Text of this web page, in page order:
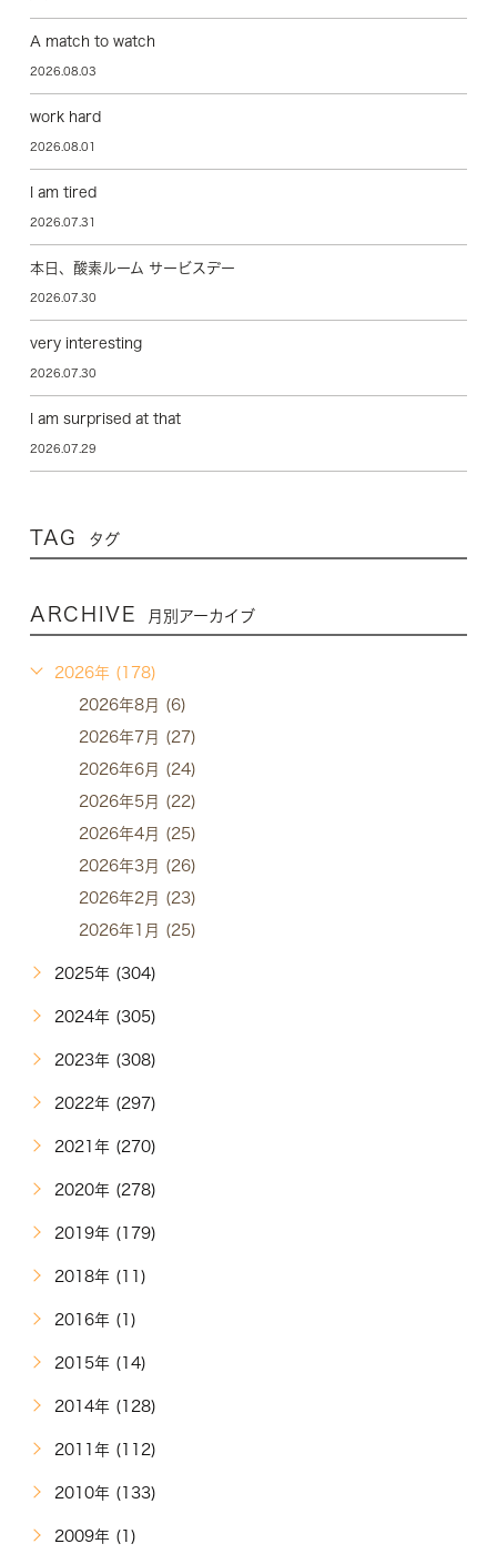
A match to watch
2026.08.03
work hard
2026.08.01
I am tired
2026.07.31
本日、酸素ルーム サービスデー
2026.07.30
very interesting
2026.07.30
I am surprised at that
2026.07.29
TAG タグ
ARCHIVE 月別アーカイブ
2026年 (178)
2026年8月 (6)
2026年7月 (27)
2026年6月 (24)
2026年5月 (22)
2026年4月 (25)
2026年3月 (26)
2026年2月 (23)
2026年1月 (25)
2025年 (304)
2024年 (305)
2023年 (308)
2022年 (297)
2021年 (270)
2020年 (278)
2019年 (179)
2018年 (11)
2016年 (1)
2015年 (14)
2014年 (128)
2011年 (112)
2010年 (133)
2009年 (1)